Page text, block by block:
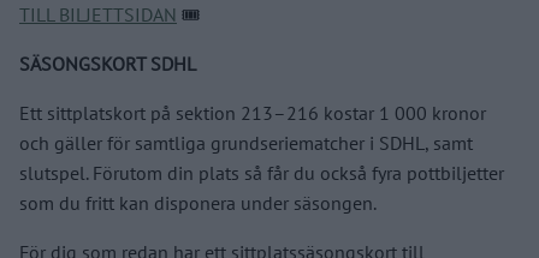
TILL BILJETTSIDAN 🎟️
SÄSONGSKORT SDHL
Ett sittplatskort på sektion 213–216 kostar 1 000 kronor
och gäller för samtliga grundseriematcher i SDHL, samt
slutspel. Förutom din plats så får du också fyra pottbiljetter
som du fritt kan disponera under säsongen.
För dig som redan har ett sittplatssäsongskort till